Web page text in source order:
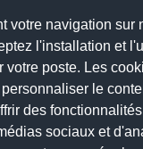
votre navigation sur
l'installation et
votre poste. Les
le
des fonctionnalités
sociaux et
Rights Reserved.